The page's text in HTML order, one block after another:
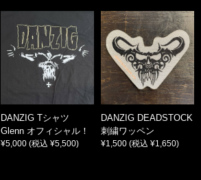
DANZIG Tシャツ
Glenn オフィシャル！
¥5,000 (税込 ¥5,500)
DANZIG DEADSTOCK
刺繍ワッペン
¥1,500 (税込 ¥1,650)